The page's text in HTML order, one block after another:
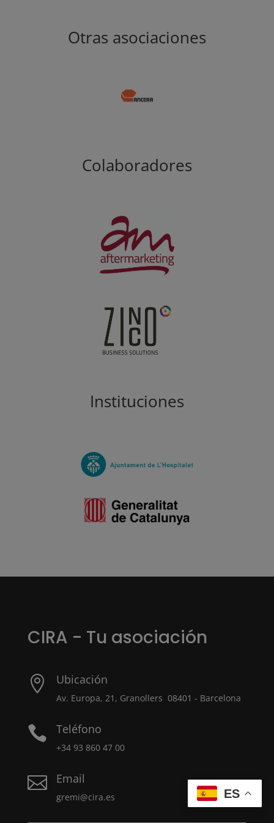
Otras asociaciones
Colaboradores
Instituciones
CIRA - Tu asociación
 Ubicación
Av. Europa, 21, Granollers 08401 - Barcelona
 Teléfono
+34 93 860 47 00
 Email
gremi@cira.es ES